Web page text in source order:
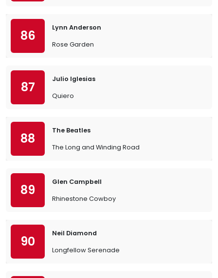
86
Lynn Anderson
Rose Garden
87
Julio Iglesias
Quiero
88
The Beatles
The Long and Winding Road
89
Glen Campbell
Rhinestone Cowboy
90
Neil Diamond
Longfellow Serenade